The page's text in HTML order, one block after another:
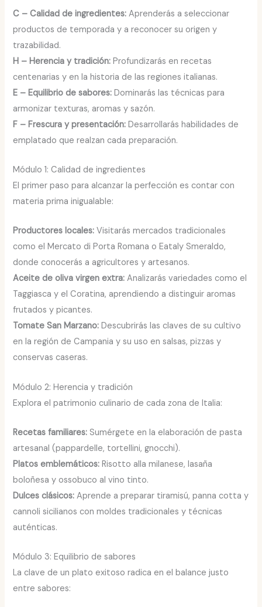
C – Calidad de ingredientes: Aprenderás a seleccionar
productos de temporada y a reconocer su origen y
trazabilidad.
H – Herencia y tradición: Profundizarás en recetas
centenarias y en la historia de las regiones italianas.
E – Equilibrio de sabores: Dominarás las técnicas para
armonizar texturas, aromas y sazón.
F – Frescura y presentación: Desarrollarás habilidades de
emplatado que realzan cada preparación.
Módulo 1: Calidad de ingredientes
El primer paso para alcanzar la perfección es contar con
materia prima inigualable:
Productores locales: Visitarás mercados tradicionales
como el Mercato di Porta Romana o Eataly Smeraldo,
donde conocerás a agricultores y artesanos.
Aceite de oliva virgen extra: Analizarás variedades como el
Taggiasca y el Coratina, aprendiendo a distinguir aromas
frutados y picantes.
Tomate San Marzano: Descubrirás las claves de su cultivo
en la región de Campania y su uso en salsas, pizzas y
conservas caseras.
Módulo 2: Herencia y tradición
Explora el patrimonio culinario de cada zona de Italia:
Recetas familiares: Sumérgete en la elaboración de pasta
artesanal (pappardelle, tortellini, gnocchi).
Platos emblemáticos: Risotto alla milanese, lasaña
boloñesa y ossobuco al vino tinto.
Dulces clásicos: Aprende a preparar tiramisú, panna cotta y
cannoli sicilianos con moldes tradicionales y técnicas
auténticas.
Módulo 3: Equilibrio de sabores
La clave de un plato exitoso radica en el balance justo
entre sabores: